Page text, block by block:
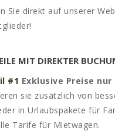
Sie direkt auf unserer
MIT DIREKTER
#1 Exklusive Preise
sie zusätzlich von
in Urlaubspakete für
Tarife für Mietwagen.